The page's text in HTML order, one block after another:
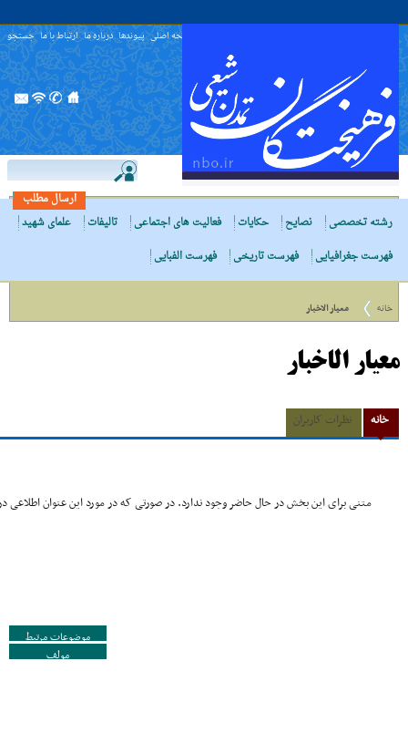
صفحه اصلی پیوندها درباره ما ارتباط با ما جستجو
ارسال مطلب
رشته تخصصی
نصایح حکایات فعالیت های اجتماعی تالیفات
علمای شهید
فهرست جغرافیایی
فهرست تاریخی فهرست الفبایی
خانه معیار الاخبار
معیار الاخبار
خانه نظرات کاربران
متنی برای این بخش در حال حاضر وجود ندارد. در صورتی که در مورد این عنوان اطلاعی
موضوعات مرتبط
مولف